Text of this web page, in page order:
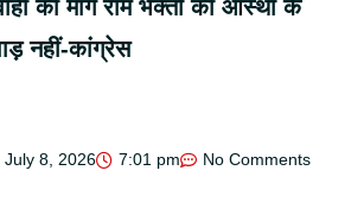
की मांग राम भक्तों की आस्था के
नहीं-कांग्रेस
July 8, 2026 7:01 pm No Comments